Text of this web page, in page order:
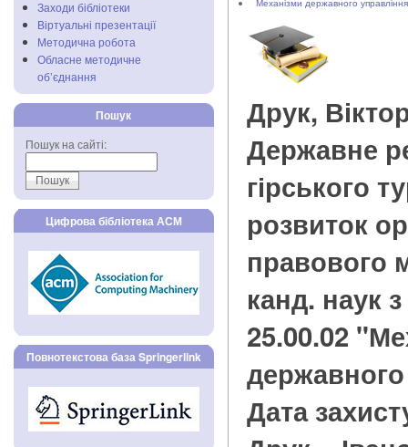
Заходи бібліотеки
Віртуальні презентації
Методична робота
Обласне методичне
об’єднання
Пошук
Пошук на сайті:
Цифрова бібліотека АСМ
Повнотекстова база Springerlink
Друк,
Державне
гірського
розвиток
правового
канд. наук
25.00.02
Дата